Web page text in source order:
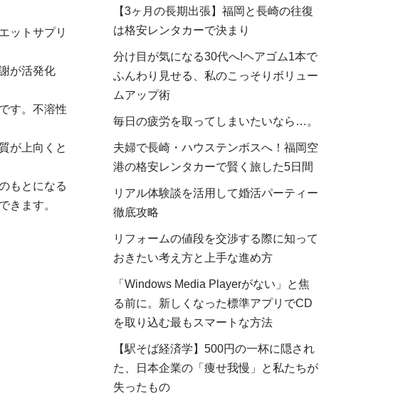
ットサプリ
が活発化
す。不溶性
が上向くと
もとになる
きます。
【3ヶ月の長期出張】福岡と長崎の往復
は格安レンタカーで決まり
分け目が気になる30代へ!ヘアゴム1本で
ふんわり見せる、私のこっそりボリュー
ムアップ術
毎日の疲労を取ってしまいたいなら…。
夫婦で長崎・ハウステンボスへ！福岡空
港の格安レンタカーで賢く旅した5日間
リアル体験談を活用して婚活パーティー
徹底攻略
リフォームの値段を交渉する際に知って
おきたい考え方と上手な進め方
「Windows Media Playerがない」と焦
る前に。新しくなった標準アプリでCD
を取り込む最もスマートな方法
【駅そば経済学】500円の一杯に隠され
た、日本企業の「痩せ我慢」と私たちが
失ったもの